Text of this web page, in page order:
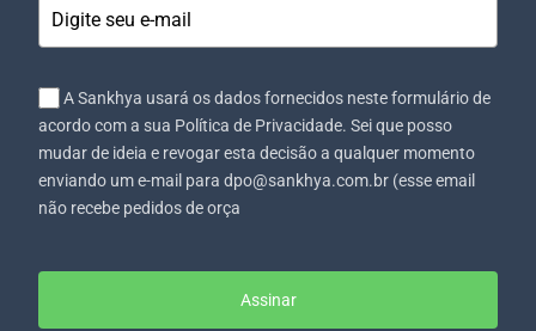
A Sankhya usará os dados fornecidos neste formulário de
acordo com a sua Política de Privacidade. Sei que posso
mudar de ideia e revogar esta decisão a qualquer momento
enviando um e-mail para dpo@sankhya.com.br (esse email
não recebe pedidos de orça
Assinar